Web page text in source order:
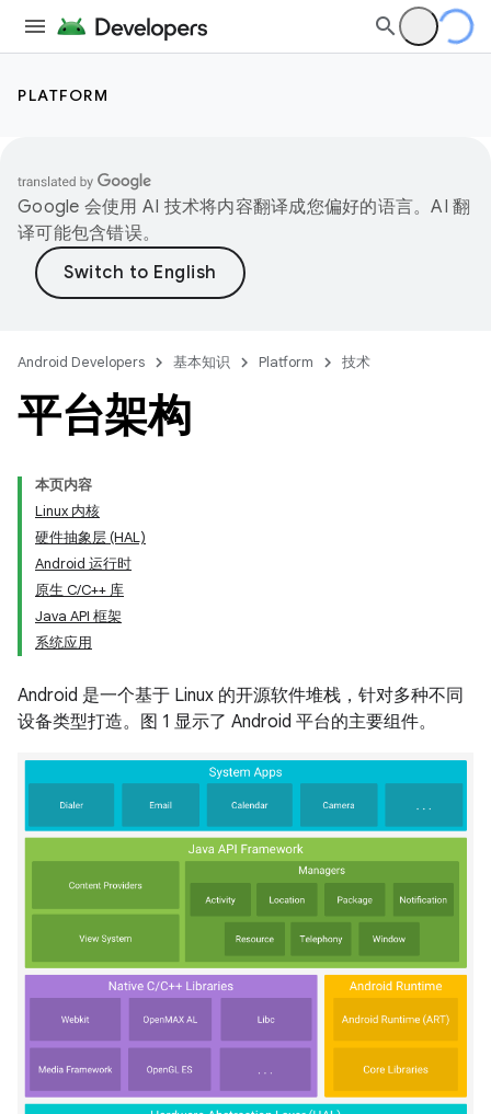
PLATFORM
Google 会使用 AI 技术将内容翻译成您偏好的语言。AI 翻
译可能包含错误。
Android Developers 基本知识 Platform 技术
平台架构
本页内容
Linux 内核
硬件抽象层 (HAL)
Android 运行时
原生 C/C++ 库
Java API 框架
系统应用
Android 是一个基于 Linux 的开源软件堆栈，针对多种不同
设备类型打造。图 1 显示了 Android 平台的主要组件。